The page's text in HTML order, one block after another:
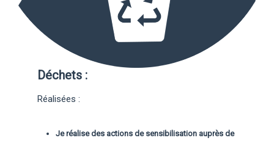
Déchets :
Réalisées :
Je réalise des actions de sensibilisation auprès de